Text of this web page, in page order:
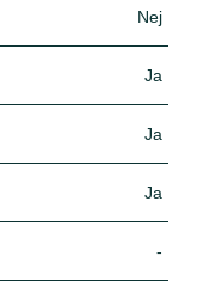
Nej
Ja
Ja
Ja
-